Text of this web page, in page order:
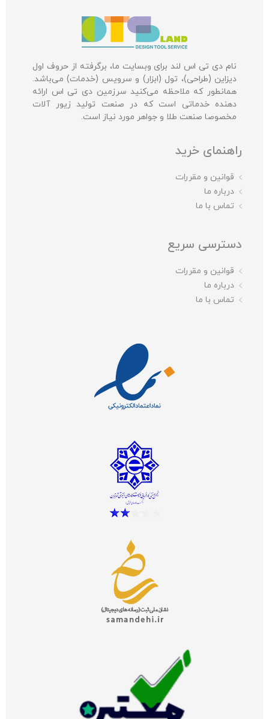
نام دی تی اس لند برای وبسایت ما، برگرفته از حروف اول
دیزاین (طراحی)، تول (ابزار) و سرویس (خدمات) می‌باشد.
همانطور که ملاحظه می‌کنید سرزمین دی تی اس ارائه
دهنده خدماتی است که در صنعت تولید زیور آلات
مخصوصا صنعت طلا و جواهر مورد نیاز است.
راهنمای خرید
قوانین و مقررات
درباره ما
تماس با ما
دسترسی سریع
قوانین و مقررات
درباره ما
تماس با ما